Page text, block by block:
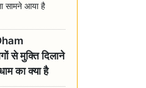
सामने आया है
से मुक्ति दिलाने
का क्या है